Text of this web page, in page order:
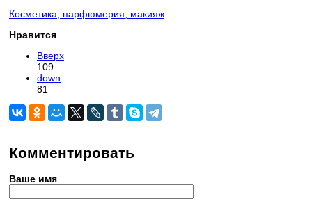
Косметика, парфюмерия, макияж
Нравится
Вверх
109
down
81
Комментировать
Ваше имя